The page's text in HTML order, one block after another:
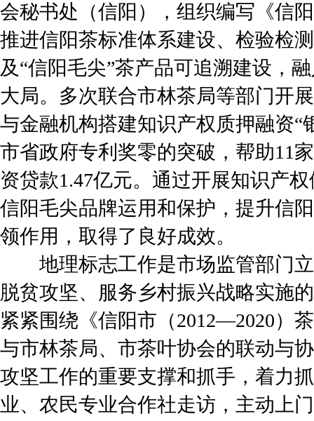
会秘书处（信阳），组织编写《信
推进信阳茶标准体系建设、检验检
及“信阳毛尖”茶产品可追溯建设，
大局。多次联合市林茶局等部门开
与金融机构搭建知识产权质押融资“
市省政府专利奖零的突破，帮助11
资贷款1.47亿元。通过开展知识产
信阳毛尖品牌运用和保护，提升信
领作用，取得了良好成效。
地理标志工作是市场监管部门立
脱贫攻坚、服务乡村振兴战略实施
紧紧围绕《信阳市（2012—2020）
与市林茶局、市茶叶协会的联动与
攻坚工作的重要支撑和抓手，着力
业、农民专业合作社走访，主动上